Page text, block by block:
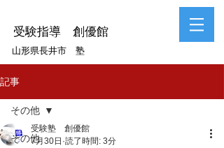
受験指導 創優館
山形県長井市 塾
記事
その他
その他
受験塾 創優館
7月30日 読了時間: 3分